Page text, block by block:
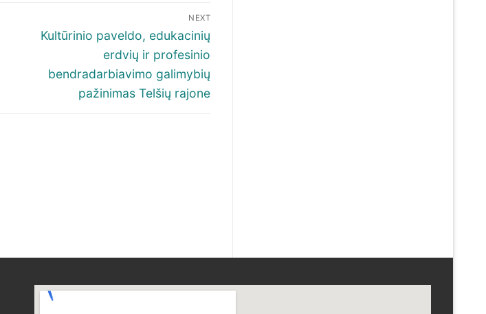
NEXT
Next
Kultūrinio paveldo, edukacinių
erdvių ir profesinio
bendradarbiavimo galimybių
pažinimas Telšių rajone